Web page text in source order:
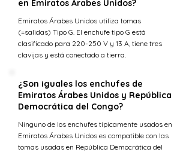
en Emiratos Árabes Unidos?
Emiratos Árabes Unidos utiliza tomas
(=salidas) Tipo G. El enchufe tipo G está
clasificado para 220-250 V y 13 A, tiene tres
clavijas y está conectado a tierra.
¿Son iguales los enchufes de
Emiratos Árabes Unidos y República
Democrática del Congo?
Ninguno de los enchufes típicamente usados en
Emiratos Árabes Unidos es compatible con las
tomas usadas en República Democrática del